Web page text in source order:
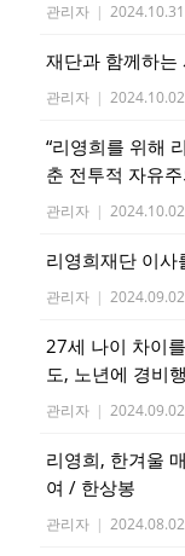
관리자 | 2024.10.31
재단과 함께하
관리자 | 2024.10.02
“리영희를 위해
춘 전투적 자유
관리자 | 2024.10.02
리영희재단 이
관리자 | 2024.09.02
27세 나이 차이
도, 노년에 경비
관리자 | 2024.09.02
리영희, 한겨울
여 / 한상봉
관리자 | 2024.08.02